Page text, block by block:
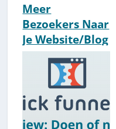
Meer
Bezoekers Naar
Je Website/Blog
Trekken?
[100.000+ p/m
Howto]